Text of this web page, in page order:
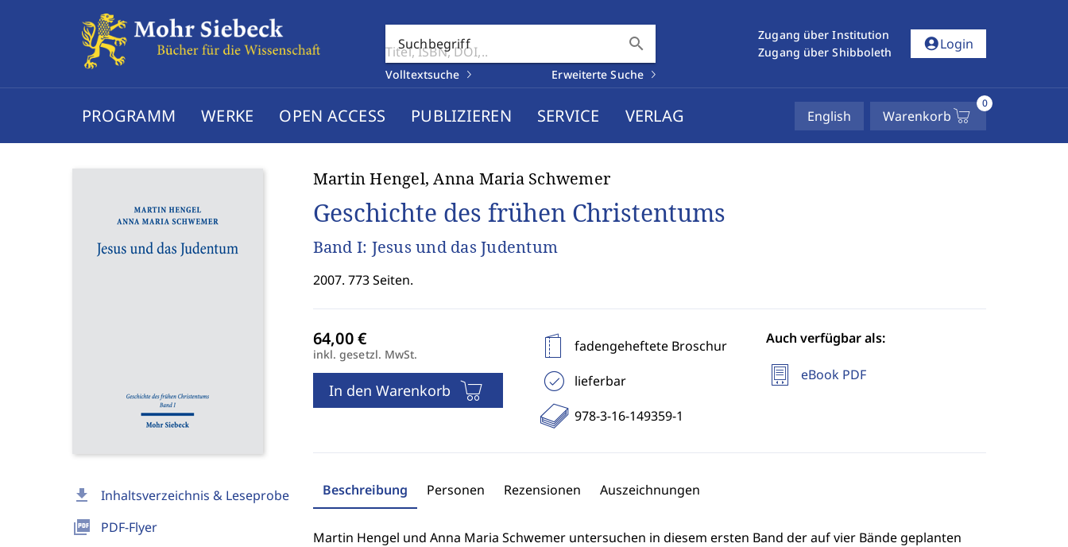
Suchbegriff search
Volltextsuche Erweiterte Suche
Zugang über Institution
Zugang über Shibboleth
account_circleLogin
PROGRAMM WERKE OPEN ACCESS PUBLIZIEREN SERVICE VERLAG English Warenkorb
0
download Inhaltsverzeichnis & Leseprobe
picture_as_pdf PDF-Flyer
Martin Hengel, Anna Maria Schwemer
Geschichte des frühen Christentums
Band I: Jesus und das Judentum
2007. 773 Seiten.
inkl. gesetzl. MwSt.
In den Warenkorb
fadengeheftete Broschur
lieferbar
978-3-16-149359-1
Auch verfügbar als:
eBook PDF
Beschreibung Personen Rezensionen Auszeichnungen
Martin Hengel und Anna Maria Schwemer untersuchen in diesem ersten Band der auf vier Bände geplanten